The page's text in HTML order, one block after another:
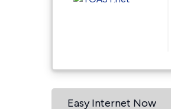
Easy Internet Now